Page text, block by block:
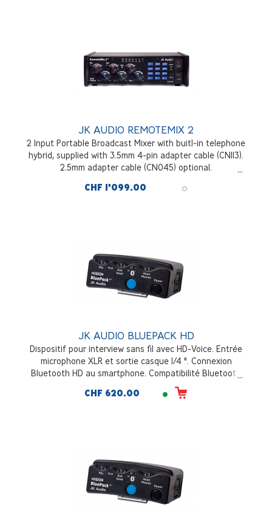
JK AUDIO REMOTEMIX 2
2 Input Portable Broadcast Mixer with buitl-in telephone
hybrid, supplied with 3.5mm 4-pin adapter cable (CN113).
2.5mm adapter cable (CN045) optional.
CHF 1'099.00
JK AUDIO BLUEPACK HD
Dispositif pour interview sans fil avec HD-Voice. Entrée
microphone XLR et sortie casque 1/4 ". Connexion
Bluetooth HD au smartphone. Compatibilité Bluetooth
HD de votre smartphone à vérifier
CHF 620.00